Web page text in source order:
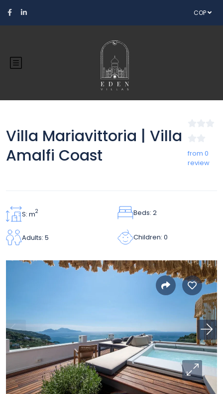
COP
Villa Mariavittoria | Villa
Amalfi Coast
from 0
review
S: m2 Beds: 2
Adults: 5 Children: 0